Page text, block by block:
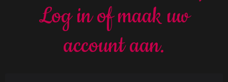
Log in of maak uw
account aan.